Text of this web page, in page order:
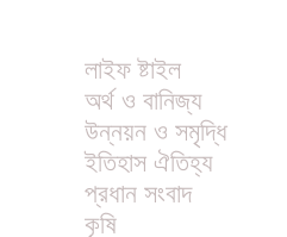
লাইফ ষ্টাইল
অর্থ ও বানিজ্য
উন্নয়ন ও সমৃদ্ধি
ইতিহাস ঐতিহ্য
প্রধান সংবাদ
কৃষি